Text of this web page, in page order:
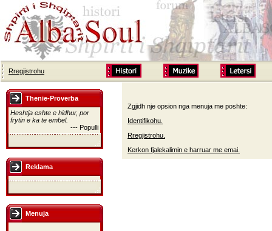
Rregjistrohu
Thenie-Proverba
Heshtja eshte e hidhur, por
frytin e ka te embel.
--- Populli
Reklama
Menuja
Zgjidh nje opsion nga menuja me poshte:
Identifikohu.
Rregjistrohu.
Kerkon fjalekalimin e harruar me emai.